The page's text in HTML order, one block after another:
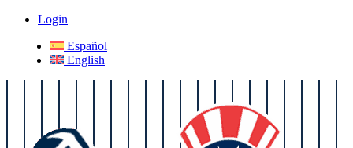
Login
Español
English